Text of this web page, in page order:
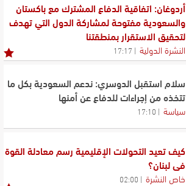
أردوغان: اتفاقية الدفاع المشترك مع باكستان
والسعودية مفتوحة لمشاركة الدول التي تهدف
لتحقيق الاستقرار بمنطقتنا
النشرة الدولية 17:17
سلام استقبل الدوسري: ندعم السعودية بكل ما
تتخذه من إجراءات للدفاع عن أمنها
سياسة 17:10
كيف تعيد التحولات الإقليمية رسم معادلة القوة
في لبنان؟
خاص النشرة 02:00